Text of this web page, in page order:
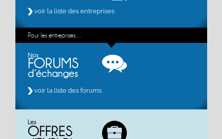
voir la liste des entreprises
Pour les entreprises…
voir la liste des forums